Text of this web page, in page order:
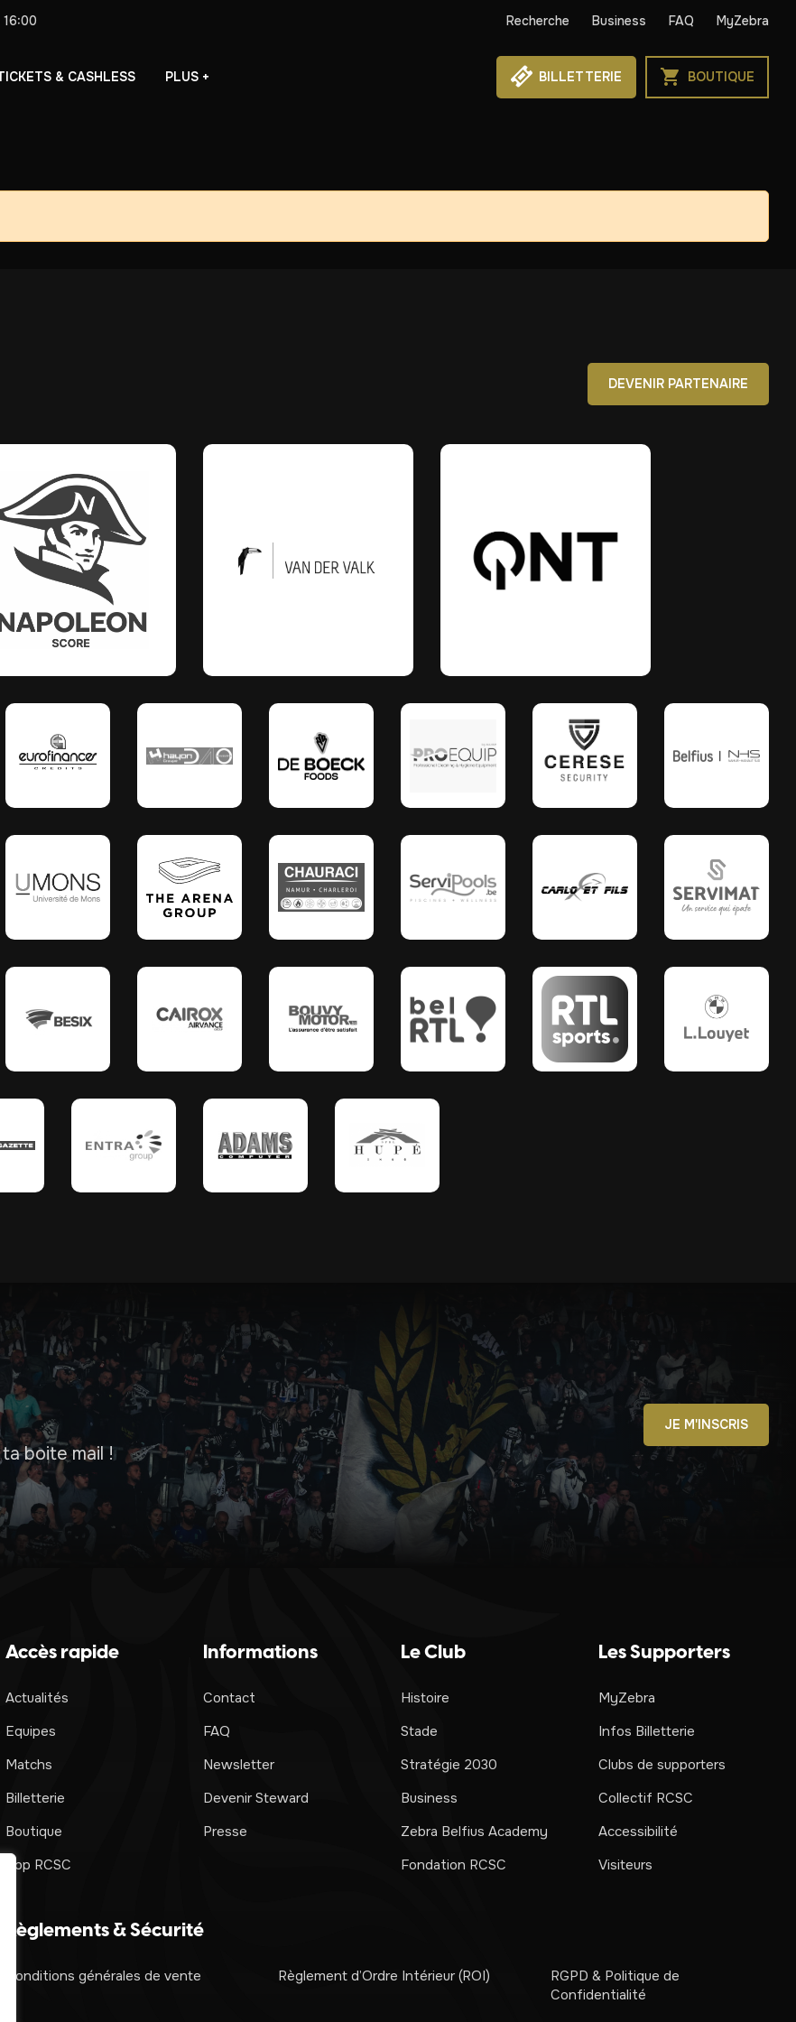
16:00 Recherche Business FAQ MyZebra
& CASHLESS PLUS + BILLETTERIE BOUTIQUE
DEVENIR PARTENAIRE
boite mail !
JE M'INSCRIS
Accès rapide
Actualités
Equipes
Matchs
Billetterie
Boutique
App RCSC
Informations
Contact
FAQ
Newsletter
Devenir Steward
Presse
Le Club
Histoire
Stade
Stratégie 2030
Business
Zebra Belfius Academy
Fondation RCSC
Les Supporters
MyZebra
Infos Billetterie
Clubs de supporters
Collectif RCSC
Accessibilité
Visiteurs
Règlements & Sécurité
Conditions générales de vente Règlement d’Ordre Intérieur (ROI)
RGPD & Politique de
Confidentialité